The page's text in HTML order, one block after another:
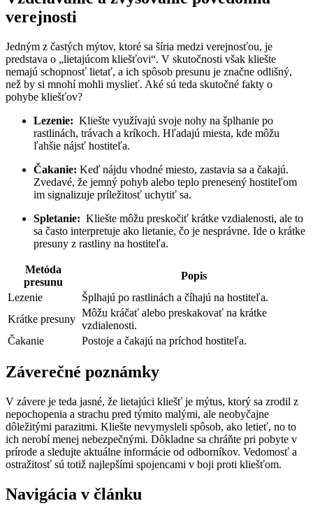
verejnosti
Jedným‍ z častých‌ mýtov, ktoré sa šíria medzi verejnosťou, ‍je
⁣predstava o „lietajúcom kliešťovi“. V skutočnosti však kliešte
‍nemajú schopnosť lietať, a ich spôsob presunu je značne odlišný,
než by si mnohí mohli‌ myslieť. Aké sú teda skutočné fakty o
pohybe kliešťov?
Lezenie: ‌ Kliešte využívajú⁢ svoje nohy na šplhanie po
rastlinách, trávach ⁣a ‍kríkoch. Hľadajú⁣ miesta, kde môžu
ľahšie nájsť hostiteľa.
Čakanie: Keď nájdu vhodné miesto, zastavia ​sa a čakajú.
Zvedavé, že jemný pohyb alebo teplo prenesený hostiteľom
⁣im signalizuje príležitosť⁤ uchytiť sa.
Spletanie: ‌ Kliešte môžu⁤ preskočiť krátke vzdialenosti, ale to ​
sa často interpretuje ako lietanie, čo je ‌nesprávne. Ide o krátke⁢
presuny z rastliny⁢ na hostiteľa.
Metóda
presunu
Popis
Lezenie
Šplhajú ‍po‍ rastlinách a číhajú na hostiteľa.
Krátke presuny
Môžu kráčať alebo ​preskakovať ‌na⁢ krátke
⁢vzdialenosti.
Čakanie
Postoje a čakajú na príchod⁤ hostiteľa.
Záverečné poznámky
V závere je teda ​jasné, že ⁤lietajúci kliešť je mýtus, ktorý ​sa zrodil ‌z
nepochopenia a strachu pred týmito malými, ale⁣ neobyčajne
dôležitými parazitmi. Kliešte​ nevymysleli spôsob, ako ​letieť, ⁣no to
ich‌ nerobí menej‍ nebezpečnými. ​Dôkladne‍ sa chráňte pri ⁢pobyte v
prírode a sledujte aktuálne⁢ informácie od odborníkov. ⁤Vedomosť a
ostražitosť sú totiž najlepšími spojencami v boji⁣ proti kliešťom.
Navigácia v článku